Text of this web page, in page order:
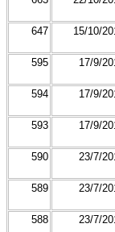
647 15/10/
595 17/9/
594 17/9/
593 17/9/
590 23/7/
589 23/7/
588 23/7/